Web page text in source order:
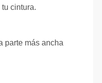
cintura.
parte más ancha